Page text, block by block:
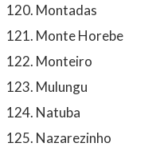
Montadas
Monte Horebe
Monteiro
Mulungu
Natuba
Nazarezinho